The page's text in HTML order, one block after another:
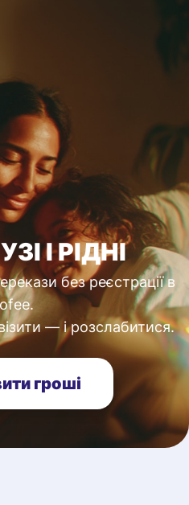
І РІДНІ
без реєстрації в
— і розслабитися.
гроші